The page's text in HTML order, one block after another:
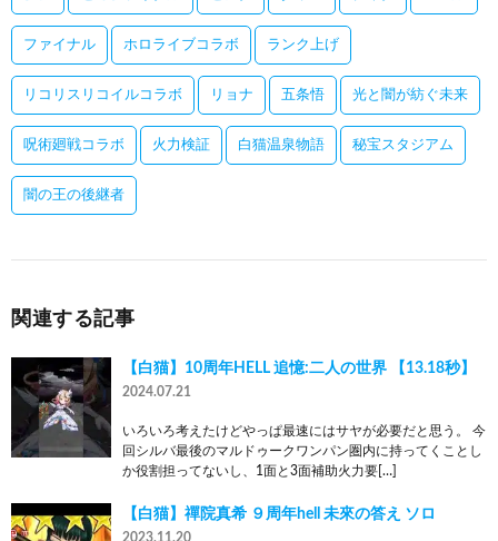
ファイナル ホロライブコラボ ランク上げ
リコリスリコイルコラボ リョナ 五条悟 光と闇が紡ぐ未来
呪術廻戦コラボ 火力検証 白猫温泉物語 秘宝スタジアム
闇の王の後継者
関連する記事
【白猫】10周年HELL 追憶:二人の世界 【13.18秒】
2024.07.21
いろいろ考えたけどやっぱ最速にはサヤが必要だと思う。 今
回シルバ最後のマルドゥークワンパン圏内に持ってくことし
か役割担ってないし、1面と3面補助火力要[…]
【白猫】禪院真希 ９周年hell 未來の答え ソロ
2023.11.20